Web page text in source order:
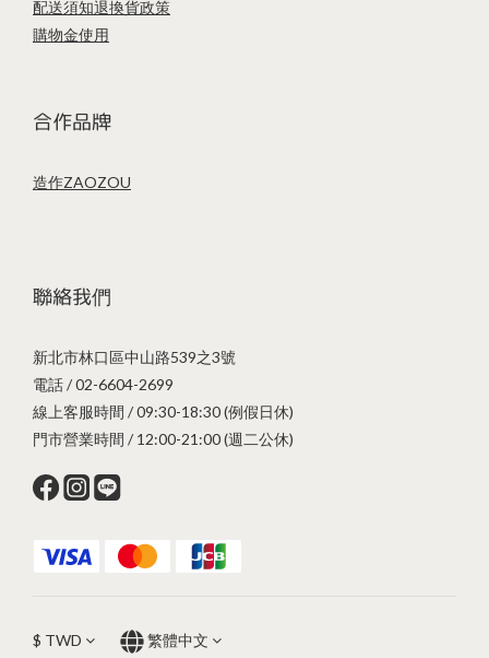
配送須知退換貨政策
購物金使用
合作品牌
造作ZAOZOU
聯絡我們
新北市林口區中山路539之3號
電話 / 02-6604-2699
線上客服時間 / 09:30-18:30 (例假日休)
門市營業時間 / 12:00-21:00 (週二公休)
$ TWD 繁體中文